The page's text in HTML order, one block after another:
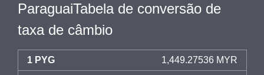
ParaguaiTabela de conversão de
taxa de câmbio
1 PYG 1,449.27536 MYR